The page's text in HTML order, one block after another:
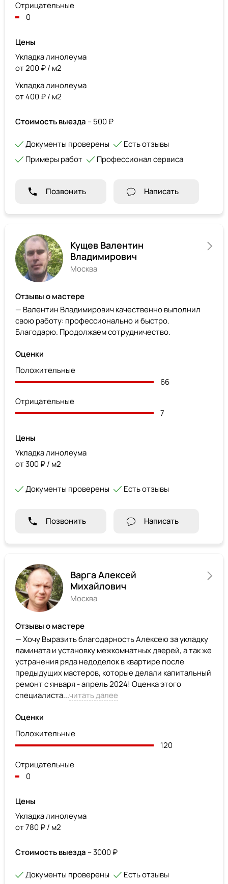
Отрицательные
0
Цены
Укладка линолеума
от 200 ₽ / м2
Укладка линолеума
от 400 ₽ / м2
Стоимость выезда – 500 ₽
Документы проверены
Есть отзывы
Примеры работ
Профессионал сервиса
Позвонить Написать
Кущев Валентин
Владимирович
Москва
Отзывы о мастере
— Валентин Владимирович качественно выполнил
свою работу: профессионально и быстро.
Благодарю. Продолжаем сотрудничество.
Оценки
Положительные
66
Отрицательные
7
Цены
Укладка линолеума
от 300 ₽ / м2
Документы проверены Есть отзывы
Позвонить Написать
Варга Алексей
Михайлович
Москва
Отзывы о мастере
— Хочу Выразить благодарность Алексею за укладку
ламината и установку межкомнатных дверей, а так же
устранения ряда недоделок в квартире после
предыдущих мастеров, которые делали капитальный
ремонт с января - апрель 2024! Оценка этого
специалиста...читать далее
Оценки
Положительные
120
Отрицательные
0
Цены
Укладка линолеума
от 780 ₽ / м2
Стоимость выезда – 3000 ₽
Документы проверены
Есть отзывы